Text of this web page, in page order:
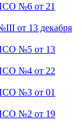
№6 от 21
от 13 декабря
№5 от 13
№4 от 22
№3 от 01
№2 от 19